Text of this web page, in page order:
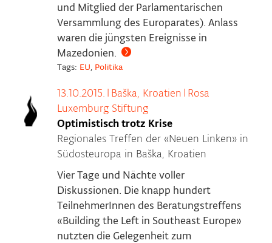
und Mitglied der Parlamentarischen
Versammlung des Europarates). Anlass
waren die jüngsten Ereignisse in
Mazedonien.
Tags: EU, Politika
13.10.2015. | Baška, Kroatien | Rosa
Luxemburg Stiftung
Optimistisch trotz Krise
Regionales Treffen der «Neuen Linken» in
Südosteuropa in Baška, Kroatien
Vier Tage und Nächte voller
Diskussionen. Die knapp hundert
TeilnehmerInnen des Beratungstreffens
«Building the Left in Southeast Europe»
nutzten die Gelegenheit zum